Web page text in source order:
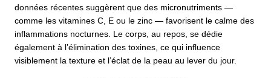
données récentes suggèrent que des micronutriments —
comme les vitamines C, E ou le zinc — favorisent le calme des
inflammations nocturnes. Le corps, au repos, se dédie
également à l’élimination des toxines, ce qui influence
visiblement la texture et l’éclat de la peau au lever du jour.